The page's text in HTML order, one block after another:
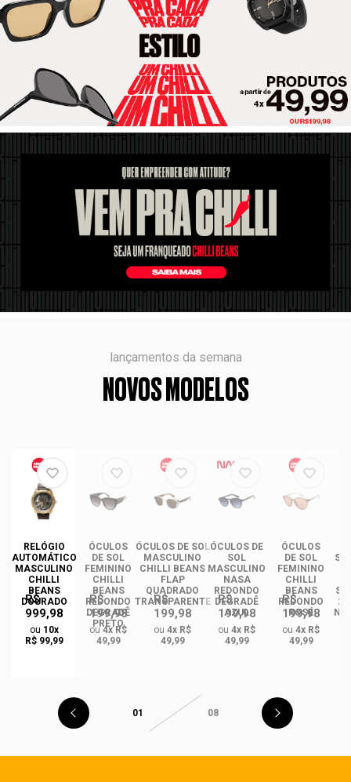
lançamentos da semana
NOVOS MODELOS
RELÓGIO
AUTOMÁTICO
MASCULINO
CHILLI
BEANS
DOURADO
R$
999,98
ou 10x
R$ 99,99
ÓCULOS
DE SOL
FEMININO
CHILLI
BEANS
REDONDO
DEGRADÊ
PRETO
R$
199,98
ou4x R$
49,99
ÓCULOS DE SOL
MASCULINO
CHILLI BEANS
FLAP
QUADRADO
TRANSPARENTE
R$
199,98
ou 4x R$
49,99
ÓCULOS DE
SOL
MASCULINO
NASA
REDONDO
DEGRADÊ
AZUL
R$
199,98
ou 4x R$
49,99
ÓCULOS
DE SOL
FEMININO
CHILLI
BEANS
REDONDO
ROSÉ
R$
199,98
ou 4x R$
49,99
01 08